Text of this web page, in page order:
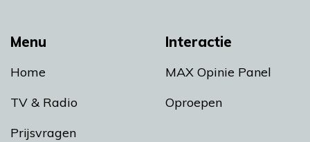
Menu
Home
TV & Radio
Prijsvragen
Interactie
MAX Opinie Panel
Oproepen